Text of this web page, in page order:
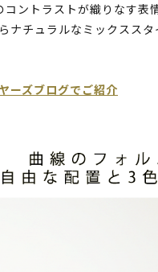
コントラストが織りなす表
ナチュラルなミックスス
ーズブログでご紹介